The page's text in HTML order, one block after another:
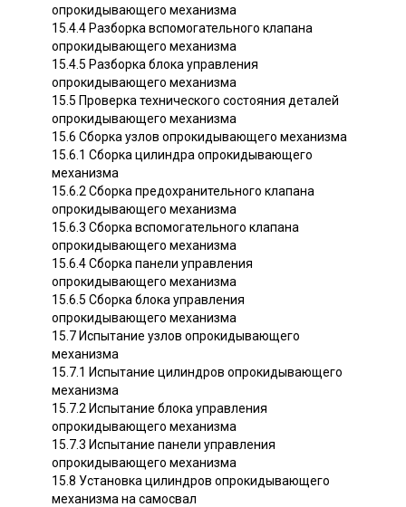
опрокидывающего механизма
15.4.4 Разборка вспомогательного клапана
опрокидывающего механизма
15.4.5 Разборка блока управления
опрокидывающего механизма
15.5 Проверка технического состояния деталей
опрокидывающего механизма
15.6 Сборка узлов опрокидывающего механизма
15.6.1 Сборка цилиндра опрокидывающего
механизма
15.6.2 Сборка предохранительного клапана
опрокидывающего механизма
15.6.3 Сборка вспомогательного клапана
опрокидывающего механизма
15.6.4 Сборка панели управления
опрокидывающего механизма
15.6.5 Сборка блока управления
опрокидывающего механизма
15.7 Испытание узлов опрокидывающего
механизма
15.7.1 Испытание цилиндров опрокидывающего
механизма
15.7.2 Испытание блока управления
опрокидывающего механизма
15.7.3 Испытание панели управления
опрокидывающего механизма
15.8 Установка цилиндров опрокидывающего
механизма на самосвал